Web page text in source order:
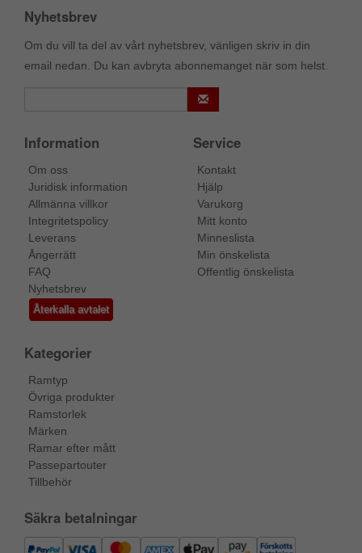
Nyhetsbrev
Om du vill ta del av vårt nyhetsbrev, vänligen skriv in din
email nedan. Du kan avbryta abonnemanget när som helst.
Information
Om oss
Juridisk information
Allmänna villkor
Integritetspolicy
Leverans
Ångerrätt
FAQ
Nyhetsbrev
Återkalla avtalet
Service
Kontakt
Hjälp
Varukorg
Mitt konto
Minneslista
Min önskelista
Offentlig önskelista
Kategorier
Ramtyp
Övriga produkter
Ramstorlek
Märken
Ramar efter mått
Passepartouter
Tillbehör
Säkra betalningar